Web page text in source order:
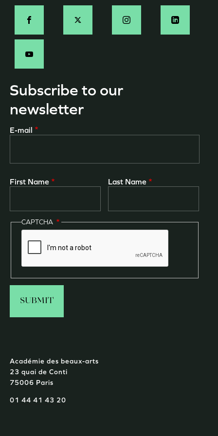
Social
-
Subscribe to our
newsletter
E-mail
First Name Last Name
CAPTCHA
Académie des beaux-arts
23 quai de Conti
75006 Paris
01 44 41 43 20